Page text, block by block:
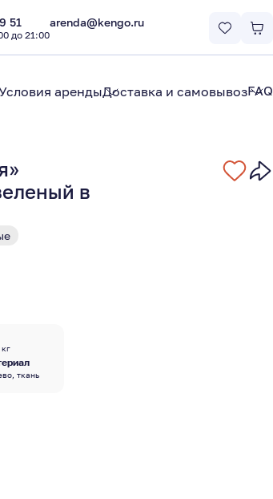
51
до 21:00
arenda@kengo.ru
арендыДоставка и самовывозFAQ
в
ткань